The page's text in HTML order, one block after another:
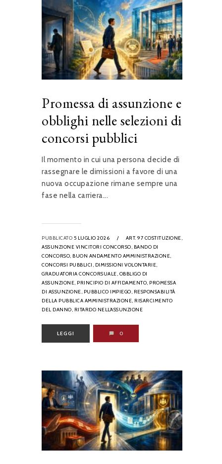
Promessa di assunzione e
obblighi nelle selezioni di
concorsi pubblici
Il momento in cui una persona decide di
rassegnare le dimissioni a favore di una
nuova occupazione rimane sempre una
fase nella carriera...
PUBBLICATO 5 LUGLIO 2026 /
ART. 97 COSTITUZIONE,
ASSUNZIONE VINCITORI CONCORSO, BANDO DI
CONCORSO, BUON ANDAMENTO AMMINISTRAZIONE,
CONCORSI PUBBLICI, DIMISSIONI VOLONTARIE,
GRADUATORIA CONCORSUALE, OBBLIGO DI
ASSUNZIONE, PRINCIPIO DI AFFIDAMENTO, PROMESSA
DI ASSUNZIONE, PUBBLICO IMPIEGO, RESPONSABILITÀ
DELLA PUBBLICA AMMINISTRAZIONE, RISARCIMENTO
DEL DANNO, RITARDO NELL’ASSUNZIONE
LEGGI 0